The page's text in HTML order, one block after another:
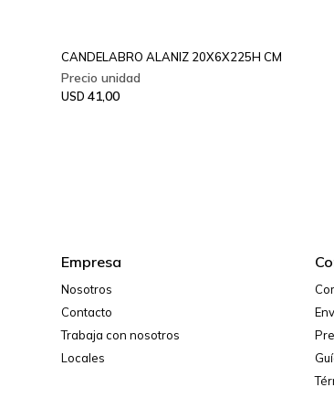
CANDELABRO ALANIZ 20X6X225H CM
USD 41,00
Empresa
Nosotros
Contacto
Trabaja con nosotros
Locales